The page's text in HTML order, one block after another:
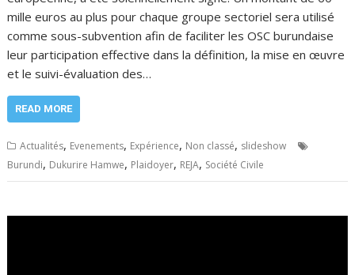
mille euros au plus pour chaque groupe sectoriel sera utilisé
comme sous-subvention afin de faciliter les OSC burundaise
leur participation effective dans la définition, la mise en œuvre
et le suivi-évaluation des…
READ MORE
Actualités, Evenements, Expérience, Non classé, slideshow
Burundi, Dukurire Hamwe, Plaidoyer, REJA, Société Civile